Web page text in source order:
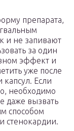
препарата,
и не запивают
за один
эффект и
уже после
Если
необходимо
даже вызвать
способом
стенокардии.